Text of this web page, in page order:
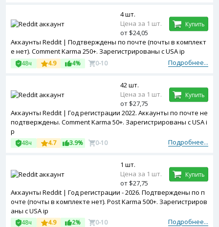
Аккаунты Reddit | Подтверждены по почте (почты в комплект
е нет). Comment Karma 250+. Зарегистрированы с USA ip
Подробнее...
48ч 4.9 4% 0-10
4 шт.
Цена за 1 шт.
от $24,05
Купить
Аккаунты Reddit | Год регистрации 2022. Аккаунты по почте не
подтверждены. Comment Karma 50+. Зарегистрированы с USA i
p
Подробнее...
48ч 4.7 3.9% 0-10
42 шт.
Цена за 1 шт.
от $27,75
Купить
Аккаунты Reddit | Год регистрации - 2026. Подтверждены по п
очте (почты в комплекте нет). Post Karma 500+. Зарегистриров
аны с USA ip
Подробнее...
48ч 4.9 2% 0-10
1 шт.
Цена за 1 шт.
от $27,75
Купить